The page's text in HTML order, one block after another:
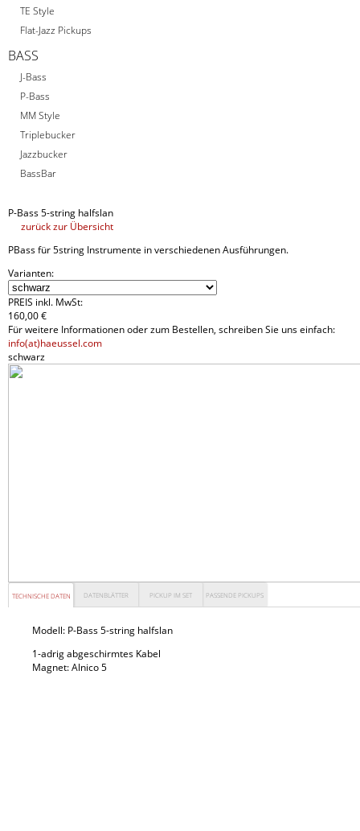
TE Style
Flat-Jazz Pickups
BASS
J-Bass
P-Bass
MM Style
Triplebucker
Jazzbucker
BassBar
P-Bass 5-string halfslan
zurück zur Übersicht
PBass für 5string Instrumente in verschiedenen Ausführungen.
Varianten:
PREIS inkl. MwSt:
160,00 €
Für weitere Informationen oder zum Bestellen, schreiben Sie uns einfach:
info(at)haeussel.com
schwarz
TECHNISCHE DATEN DATENBLÄTTER PICKUP IM SET PASSENDE PICKUPS
Modell: P-Bass 5-string halfslan
1-adrig abgeschirmtes Kabel
Magnet: Alnico 5